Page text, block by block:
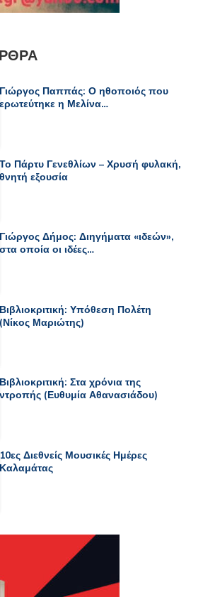
Γιώργος Παππάς: Ο ηθοποιός που
ερωτεύτηκε η Μελίνα…
Το Πάρτυ Γενεθλίων – Χρυσή φυλακή,
θνητή εξουσία
Γιώργος Δήμος: Διηγήματα «ιδεών»,
στα οποία οι ιδέες…
Βιβλιοκριτική: Υπόθεση Πολέτη
(Νίκος Μαριώτης)
Βιβλιοκριτική: Στα χρόνια της
ντροπής (Ευθυμία Αθανασιάδου)
10ες Διεθνείς Μουσικές Ημέρες
Καλαμάτας